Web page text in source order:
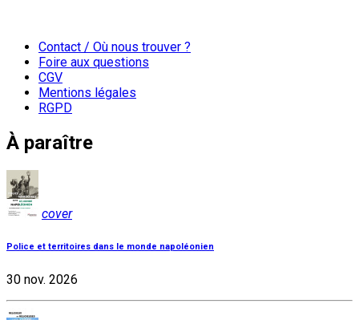
Contact / Où nous trouver ?
Foire aux questions
CGV
Mentions légales
RGPD
À paraître
cover
Police et territoires dans le monde napoléonien
30 nov. 2026